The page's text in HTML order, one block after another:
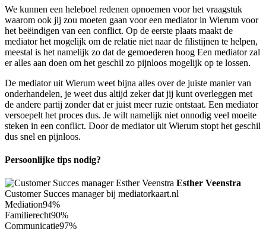
We kunnen een heleboel redenen opnoemen voor het vraagstuk
waarom ook jij zou moeten gaan voor een mediator in Wierum voor
het beëindigen van een conflict. Op de eerste plaats maakt de
mediator het mogelijk om de relatie niet naar de filistijnen te helpen,
meestal is het namelijk zo dat de gemoederen hoog Een mediator zal
er alles aan doen om het geschil zo pijnloos mogelijk op te lossen.
De mediator uit Wierum weet bijna alles over de juiste manier van
onderhandelen, je weet dus altijd zeker dat jij kunt overleggen met
de andere partij zonder dat er juist meer ruzie ontstaat. Een mediator
versoepelt het proces dus. Je wilt namelijk niet onnodig veel moeite
steken in een conflict. Door de mediator uit Wierum stopt het geschil
dus snel en pijnloos.
Persoonlijke tips nodig?
Esther Veenstra
Customer Succes manager bij mediatorkaart.nl
Mediation94%
Familierecht90%
Communicatie97%